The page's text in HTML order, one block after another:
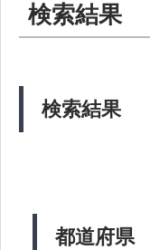
検索結果
検索結果
都道府県